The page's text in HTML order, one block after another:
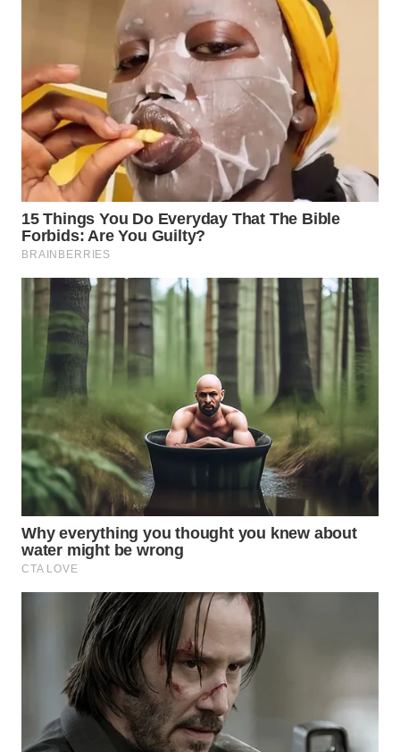
WN
SIMALUNGUN
WN
LABUHANBATU
WN
TAPANULI
TENGAH
WN DELI
SERDANG
TEBING
TINGGI
WN
PAKPAK
WN
KARAWANG
BOGOR
WN
DEPOK